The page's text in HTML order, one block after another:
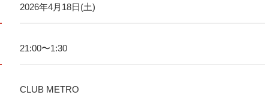
2026年4月18日(土)
21:00〜1:30
CLUB METRO